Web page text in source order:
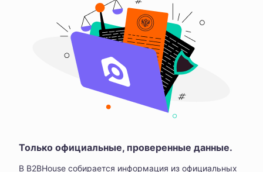
Только официальные, проверенные данные.
В B2BHouse собирается информация из официальных